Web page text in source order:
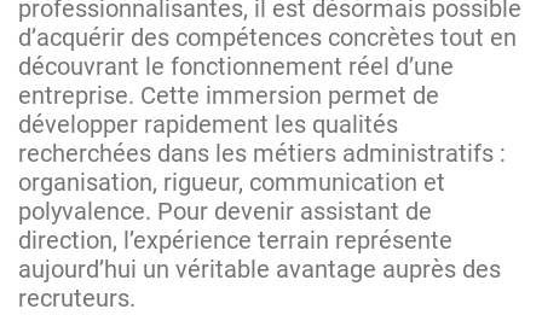
professionnalisantes, il est désormais possible
d’acquérir des compétences concrètes tout en
découvrant le fonctionnement réel d’une
entreprise. Cette immersion permet de
développer rapidement les qualités
recherchées dans les métiers administratifs :
organisation, rigueur, communication et
polyvalence. Pour devenir assistant de
direction, l’expérience terrain représente
aujourd’hui un véritable avantage auprès des
recruteurs.